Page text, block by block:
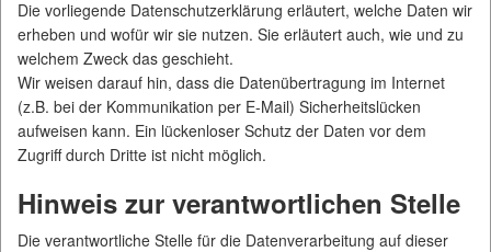
Die vorliegende Datenschutzerklärung erläutert, welche Daten wir
erheben und wofür wir sie nutzen. Sie erläutert auch, wie und zu
welchem Zweck das geschieht.
Wir weisen darauf hin, dass die Datenübertragung im Internet
(z.B. bei der Kommunikation per E-Mail) Sicherheitslücken
aufweisen kann. Ein lückenloser Schutz der Daten vor dem
Zugriff durch Dritte ist nicht möglich.
Hinweis zur verantwortlichen Stelle
Die verantwortliche Stelle für die Datenverarbeitung auf dieser